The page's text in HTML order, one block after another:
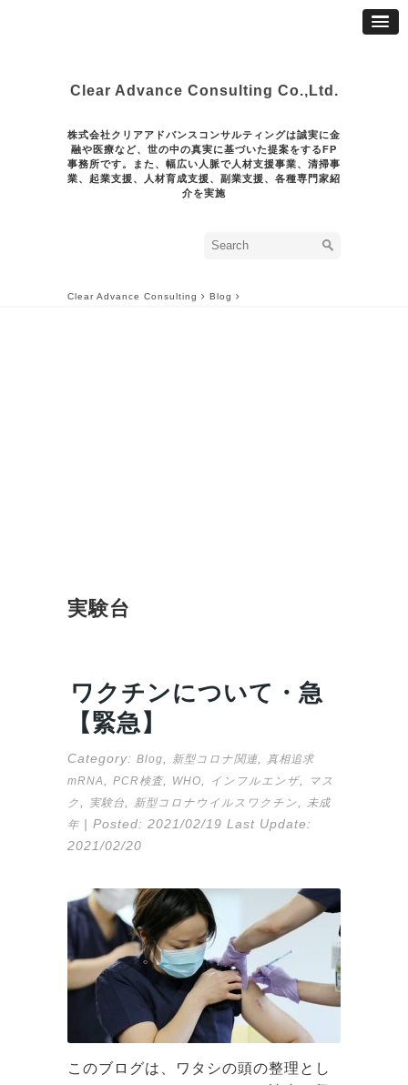
Clear Advance Consulting Co.,Ltd.
株式会社クリアアドバンスコンサルティングは誠実に金
融や医療など、世の中の真実に基づいた提案をするFP
事務所です。また、幅広い人脈で人材支援事業、清掃事
業、起業支援、人材育成支援、副業支援、各種専門家紹
介を実施
Clear Advance Consulting Blog
実験台
ワクチンについて・急
【緊急】
Category: Blog 新型コロナ関連
真相追求
mRNA
PCR検査, WHO インフルエンザ
マス
ク
実験台 新型コロナウイルスワクチン
未成
年 | Posted: 2021/02/19 Last Update:
2021/02/20
このブログは、ワタシの頭の整理とし